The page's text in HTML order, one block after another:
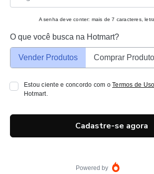
A senha deve conter: mais de 7 caracteres,
O que você busca na Hotmart?
Vender Produtos Comprar
Estou ciente e concordo com oTermos de Uso
Hotmart.
Cadastre-se agora
Powered by